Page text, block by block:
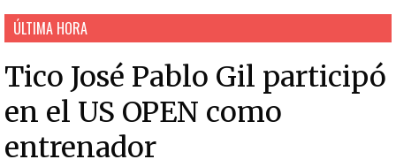
ÚLTIMA HORA
Tico José Pablo Gil participó
en el US OPEN como
entrenador